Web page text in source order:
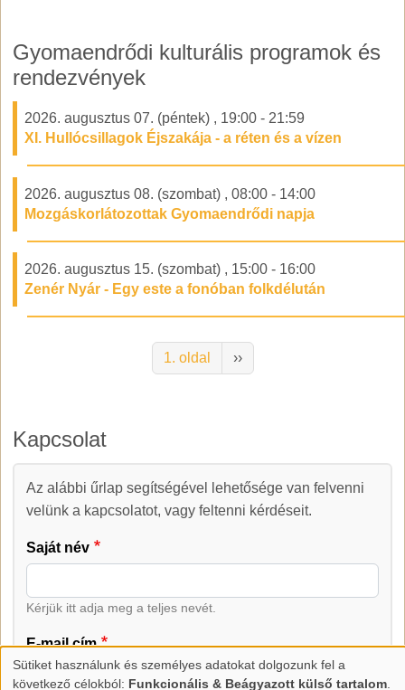
Gyomaendrődi kulturális programok és
rendezvények
2026. augusztus 07. (péntek) , 19:00 - 21:59
XI. Hullócsillagok Éjszakája - a réten és a vízen
2026. augusztus 08. (szombat) , 08:00 - 14:00
Mozgáskorlátozottak Gyomaendrődi napja
2026. augusztus 15. (szombat) , 15:00 - 16:00
Zenér Nyár - Egy este a fonóban folkdélután
1. oldal
Következő oldal
››
Kapcsolat
Kapcsolat
Az alábbi űrlap segítségével lehetősége van felvenni
velünk a kapcsolatot, vagy feltenni kérdéseit.
Saját név
Kérjük itt adja meg a teljes nevét.
E-mail cím
Személyes
Sütiket használunk és személyes adatokat dolgozunk fel a
következő célokból: Funkcionális & Beágyazott külső tartalom